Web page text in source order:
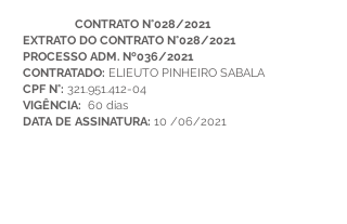
CONTRATO N°028/2021
EXTRATO DO CONTRATO N°028/2021
PROCESSO ADM. Nº036/2021
CONTRATADO: ELIEUTO PINHEIRO SABALA
CPF N°: 321.951.412-04
VIGÊNCIA: 60 dias
DATA DE ASSINATURA: 10 /06/2021